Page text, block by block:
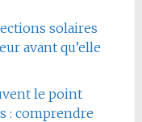
solaires
avant qu’elle
le point
: comprendre